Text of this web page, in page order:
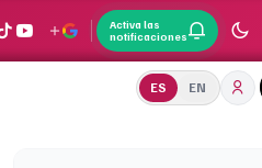
Activa las
notificaciones
ES EN